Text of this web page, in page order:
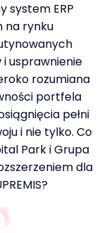
system ERP
na rynku
i usprawnienie
rozumiana
portfela
pełni
i nie tylko. Co
Park i Grupa
dla